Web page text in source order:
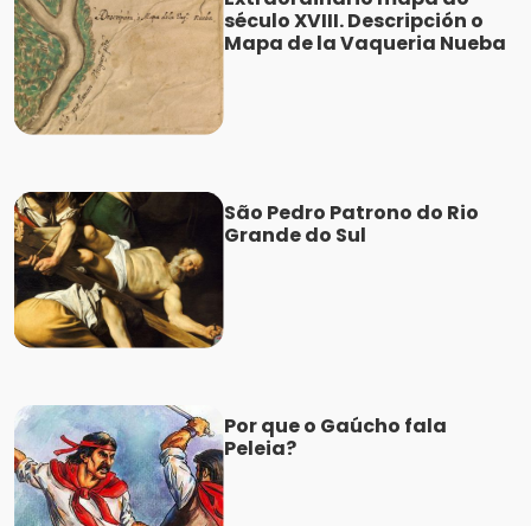
século XVIII. Descripción o
Mapa de la Vaqueria Nueba
São Pedro Patrono do Rio
Grande do Sul
Por que o Gaúcho fala
Peleia?